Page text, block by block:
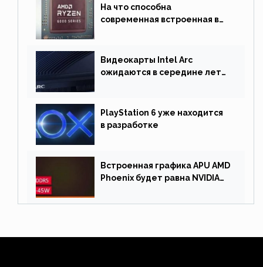
На что способна
современная встроенная в
Видеокарты Intel Arc
ожидаются в середине лета.
PlayStation 6 уже находится
в разработке
Встроенная графика APU AMD
Phoenix будет равна NVIDIA